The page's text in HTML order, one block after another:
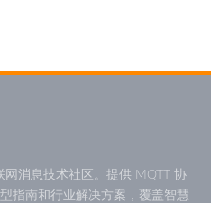
消息技术社区。提供 MQTT 协
指南和行业解决方案，覆盖智慧